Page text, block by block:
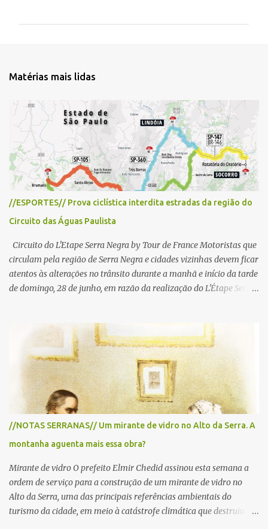
t
i
o
s
Matérias mais lidas
//ESPORTES// Prova ciclística interdita estradas da região do
Circuito das Águas Paulista
Circuito do L'Etape Serra Negra by Tour de France Motoristas que
circulam pela região de Serra Negra e cidades vizinhas devem ficar
atentos às alterações no trânsito durante a manhã e início da tarde
de domingo, 28 de junho, em razão da realização do L'Étape Serra
reunirá atletas de diferentes regiões do país e terá percursos
passando pelos municípios de Serra Negra, Amparo, Monte Alegre
do Sul, Lindoia e Socorro. Para garantir a segurança dos
participantes e do público, diversos trechos de rodovias e estradas
da região serão interditados temporariamente ao longo da prova.
A largada será na Rua Coronel Pedro Penteado, em Serra Negra,
para cerca de 2.000 ciclistas, às 6h30. De acordo com o
cronograma da organização e de todas as prefeituras envolvidas,
as interdições ocorrerão de forma programada e os trechos serão
//NOTAS SERRANAS// Um mirante de vidro no Alto da Serra. A
montanha aguenta mais essa obra?
Mirante de vidro O prefeito Elmir Chedid assinou esta semana a
ordem de serviço para a construção de um mirante de vidro no
Alto da Serra, uma das principais referências ambientais do
turismo da cidade, em meio à catástrofe climática que destruiu o